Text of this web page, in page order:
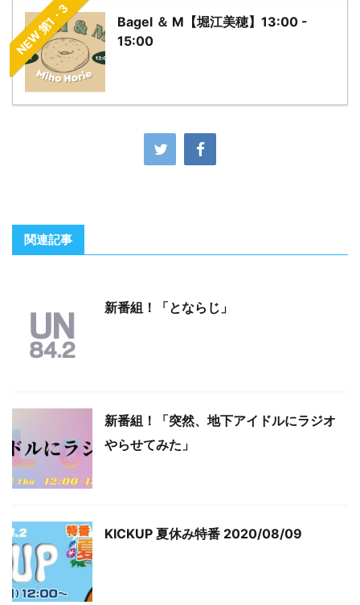
NEW 第1・3
Bagel ＆ M【堀江美穂】13:00 -
15:00
関連記事
新番組！「とならじ」
新番組！「突然、地下アイドルにラジオ
やらせてみた」
KICKUP 夏休み特番 2020/08/09